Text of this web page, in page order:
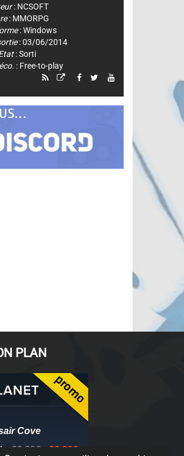
: NCSOFT
: MMORPG
:Windows
: 03/06/2014
: Sorti
: Free-to-play
PLAN